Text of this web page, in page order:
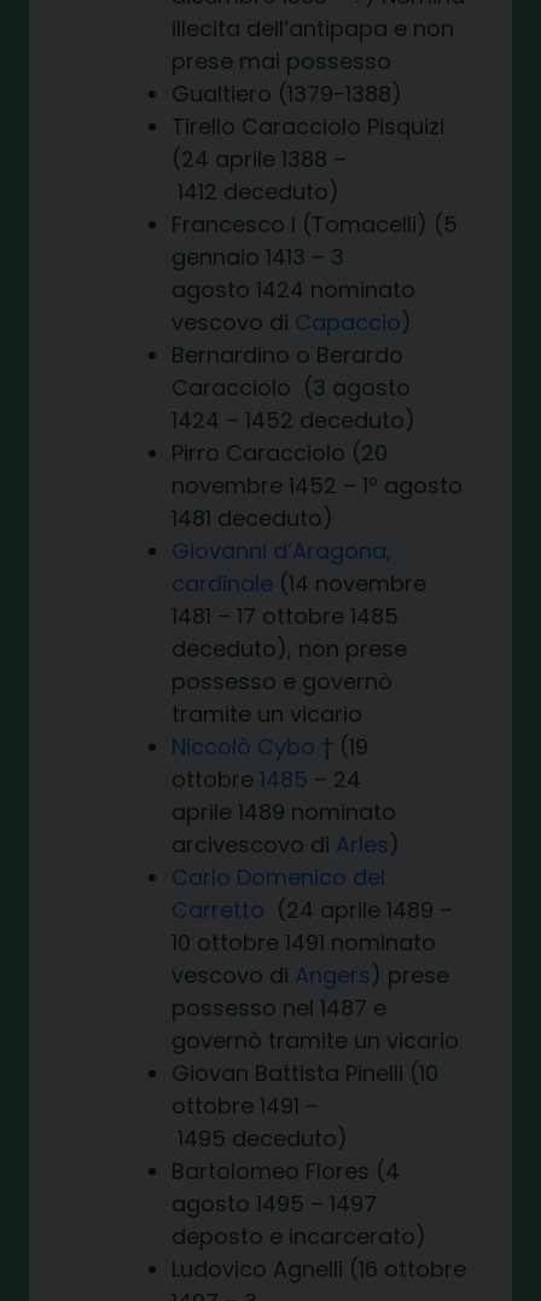
illecita dell’antipapa e non
prese mai possesso
Gualtiero (1379-1388)
Tirello Caracciolo Pisquizi
(24 aprile 1388 –
1412 deceduto)
Francesco I (Tomacelli) (5
gennaio 1413 – 3
agosto 1424 nominato
vescovo di Capaccio)
Bernardino o Berardo
Caracciolo (3 agosto
1424 – 1452 deceduto)
Pirro Caracciolo (20
novembre 1452 – 1º agosto
1481 deceduto)
Giovanni d’Aragona,
cardinale (14 novembre
1481 – 17 ottobre 1485
deceduto), non prese
possesso e governò
tramite un vicario
Niccolò Cybo † (19
ottobre 1485 – 24
aprile 1489 nominato
arcivescovo di Arles)
Carlo Domenico del
Carretto (24 aprile 1489 –
10 ottobre 1491 nominato
vescovo di Angers) prese
possesso nel 1487 e
governò tramite un vicario
Giovan Battista Pinelli (10
ottobre 1491 –
1495 deceduto)
Bartolomeo Flores (4
agosto 1495 – 1497
deposto e incarcerato)
Ludovico Agnelli (16 ottobre